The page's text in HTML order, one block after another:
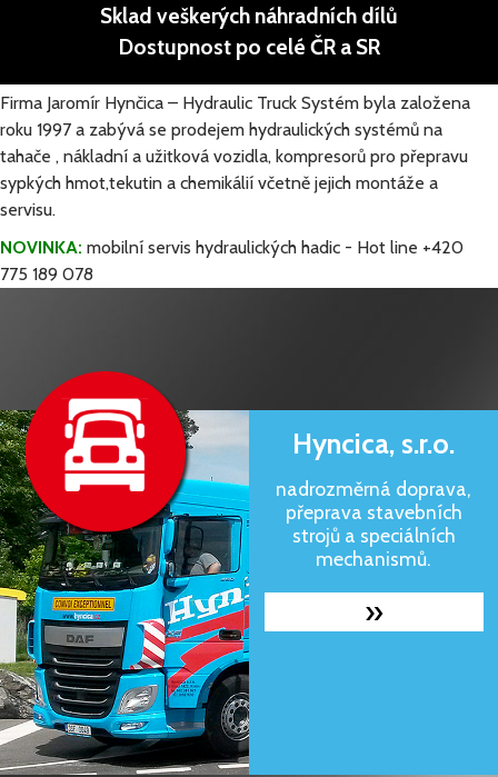
Sklad veškerých náhradních dílů
Dostupnost po celé ČR a SR
Firma Jaromír Hynčica – Hydraulic Truck Systém byla založena
roku 1997 a zabývá se prodejem hydraulických systémů na
tahače , nákladní a užitková vozidla, kompresorů pro přepravu
sypkých hmot,tekutin a chemikálií včetně jejich montáže a
servisu.
NOVINKA: mobilní servis hydraulických hadic - Hot line +420
775 189 078
Hyncica, s.r.o.
nadrozměrná doprava,
přeprava stavebních
strojů a speciálních
mechanismů.
»